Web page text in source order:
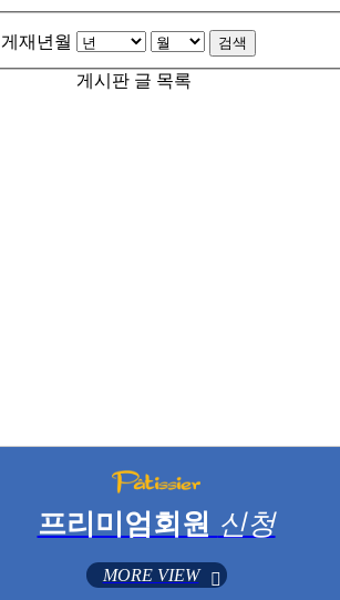
게재년월 검색
게시판 글 목록
프리미엄회원 신청
MORE VIEW